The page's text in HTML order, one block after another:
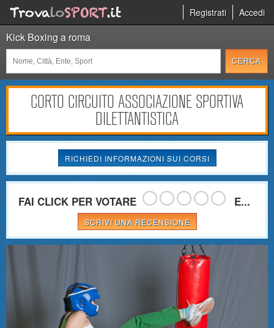
Registrati Accedi
Kick Boxing a roma
CORTO CIRCUITO ASSOCIAZIONE SPORTIVA
DILETTANTISTICA
RICHIEDI INFORMAZIONI SUI CORSI
FAI CLICK PER VOTARE E...
SCRIVI UNA RECENSIONE